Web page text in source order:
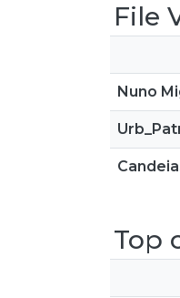
File
Nuno
Top